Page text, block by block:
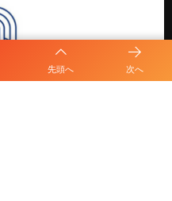
先頭へ 次へ